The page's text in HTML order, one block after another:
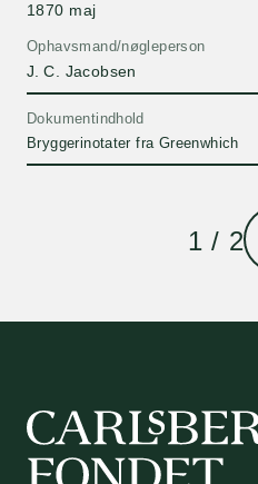
Ophavsmand/nøgleperson
J. C. Jacobsen
1870 maj
Dokumentindhold
Bryggerinotater fra Greenwhich
1 / 2